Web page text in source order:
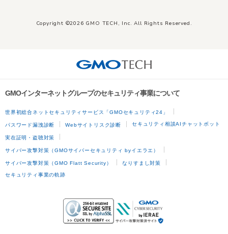
Copyright ©2026 GMO TECH, Inc. All Rights Reserved.
GMOインターネットグループのセキュリティ事業について
世界初総合ネットセキュリティサービス「GMOセキュリティ24」
パスワード漏洩診断 Webサイトリスク診断 セキュリティ相談AIチャットボット
実在証明・盗聴対策
サイバー攻撃対策（GMOサイバーセキュリティ byイエラエ）
サイバー攻撃対策（GMO Flatt Security） なりすまし対策
セキュリティ事業の軌跡